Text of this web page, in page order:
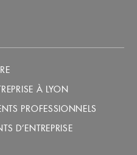
À LYON
PROFESSIONNELS
D’ENTREPRISE